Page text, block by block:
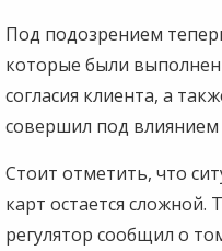
Под подозрением
которые были
согласия клиента, а
совершил под
Стоит отметить, что
карт остается сложной.
регулятор сообщил о